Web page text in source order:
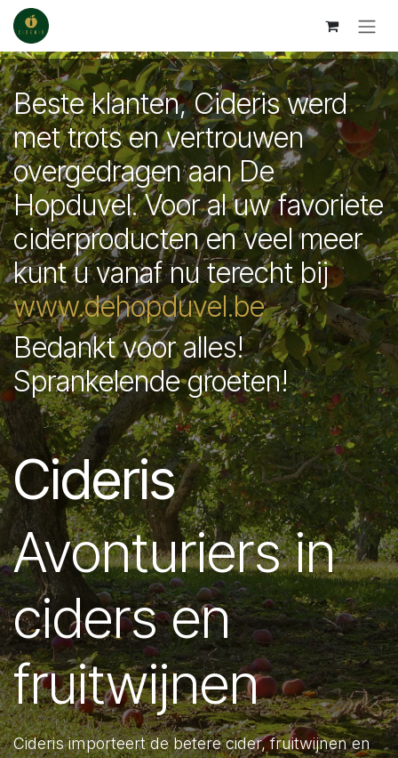
Overslaan naar inhoud
Beste klanten, Cideris werd
met trots en vertrouwen
overgedragen aan De
Hopduvel. Voor al uw favoriete
ciderproducten en veel meer
kunt u vanaf nu terecht bij
www.dehopduvel.be
Bedankt voor alles!
Sprankelende groeten!
Cideris
Avonturiers in
ciders en
fruitwijnen
Cideris importeert de betere cider, fruitwijnen en